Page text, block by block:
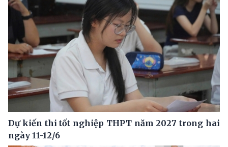
Dự kiến thi tốt nghiệp THPT năm 2027 trong hai
ngày 11-12/6